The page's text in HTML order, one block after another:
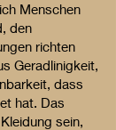
Menschen
den
richten
Geradlinigkeit,
dass
hat. Das
sein,